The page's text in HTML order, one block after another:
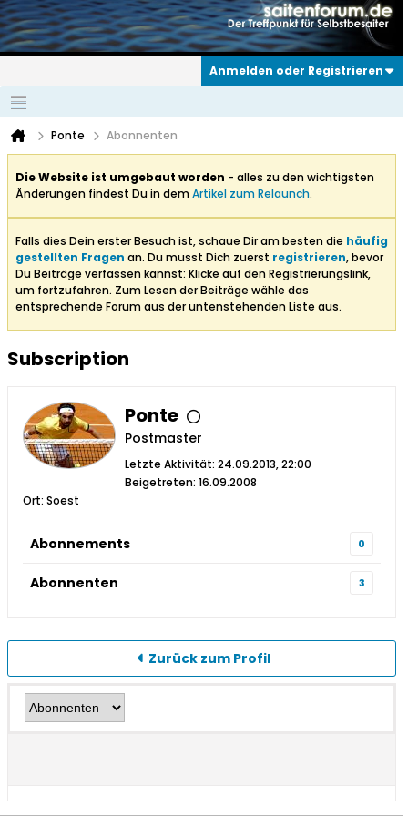
Anmelden oder Registrieren
Ponte Abonnenten
Die Website ist umgebaut worden - alles zu den wichtigsten
Änderungen findest Du in demArtikel zum Relaunch.
Falls dies Dein erster Besuch ist, schaue Dir am besten die häufig
gestellten Fragen an. Du musst Dich zuerst registrieren, bevor
Du Beiträge verfassen kannst: Klicke auf den Registrierungslink,
um fortzufahren. Zum Lesen der Beiträge wähle das
entsprechende Forum aus der untenstehenden Liste aus.
Subscription
Ponte
Postmaster
Letzte Aktivität: 24.09.2013, 22:00
Beigetreten: 16.09.2008
Ort: Soest
Abonnements 0
Abonnenten 3
Zurück zum Profil